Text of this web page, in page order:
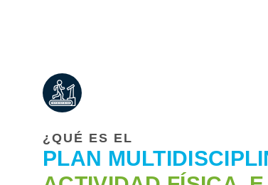
¿QUÉ ES EL
PLAN